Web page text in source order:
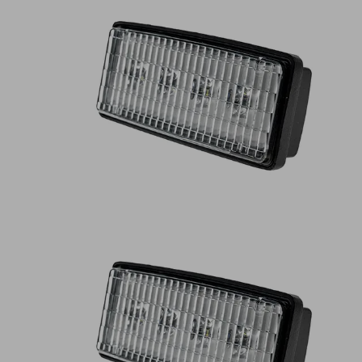
Panele świetlne LED
Oświetlenie
wewnętrze
Oferty
LED
Często zadawane
Kontakt